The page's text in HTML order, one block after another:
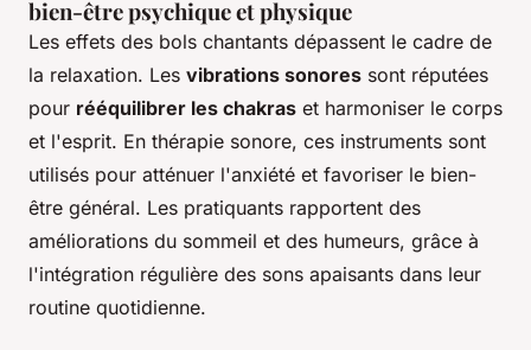
bien-être psychique et physique
Les effets des bols chantants dépassent le cadre de
la relaxation. Les vibrations sonores sont réputées
pour rééquilibrer les chakras et harmoniser le corps
et l'esprit. En thérapie sonore, ces instruments sont
utilisés pour atténuer l'anxiété et favoriser le bien-
être général. Les pratiquants rapportent des
améliorations du sommeil et des humeurs, grâce à
l'intégration régulière des sons apaisants dans leur
routine quotidienne.